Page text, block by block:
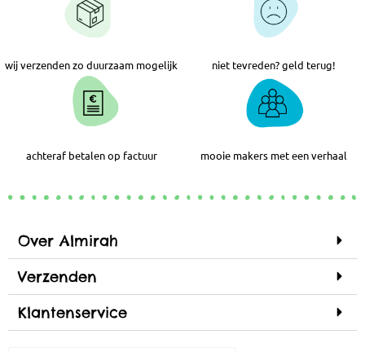
wij verzenden zo duurzaam mogelijk niet tevreden? geld terug!
achteraf betalen op factuur mooie makers met een verhaal
Over Almirah
Verzenden
Klantenservice